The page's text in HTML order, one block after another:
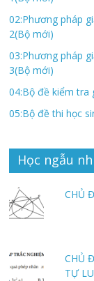
02:Phương pháp
2(Bộ mới)
03:Phương pháp
3(Bộ mới)
04:Bộ đề kiểm tra
05:Bộ đề thi học
Học ngẫu
CHỦ
CHỦ
TỰ